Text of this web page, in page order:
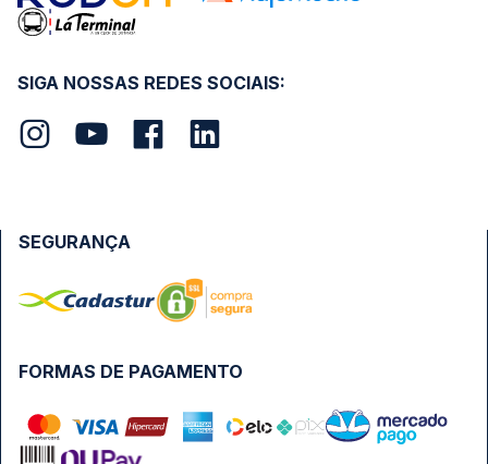
SIGA NOSSAS REDES SOCIAIS:
FORMAS DE PAGAMENTO
SEGURANÇA